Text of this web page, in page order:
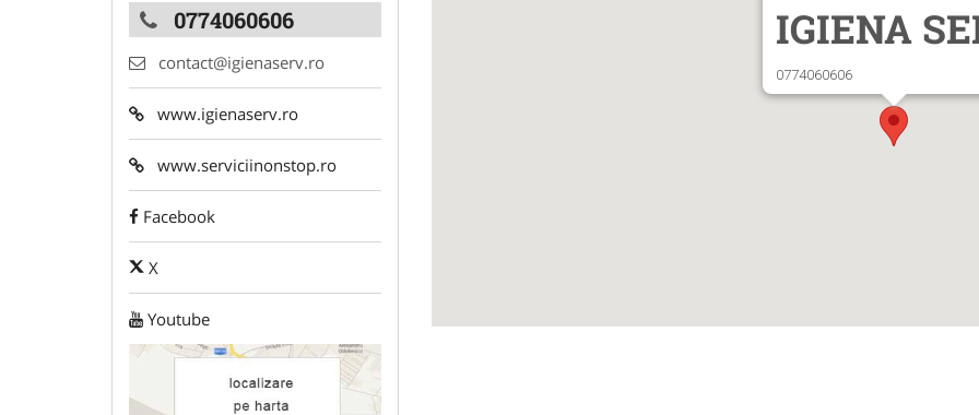
0774060606
contact@igienaserv.ro
www.igienaserv.ro
www.serviciinonstop.ro
Facebook
X
Youtube
IGIENA
0774060606